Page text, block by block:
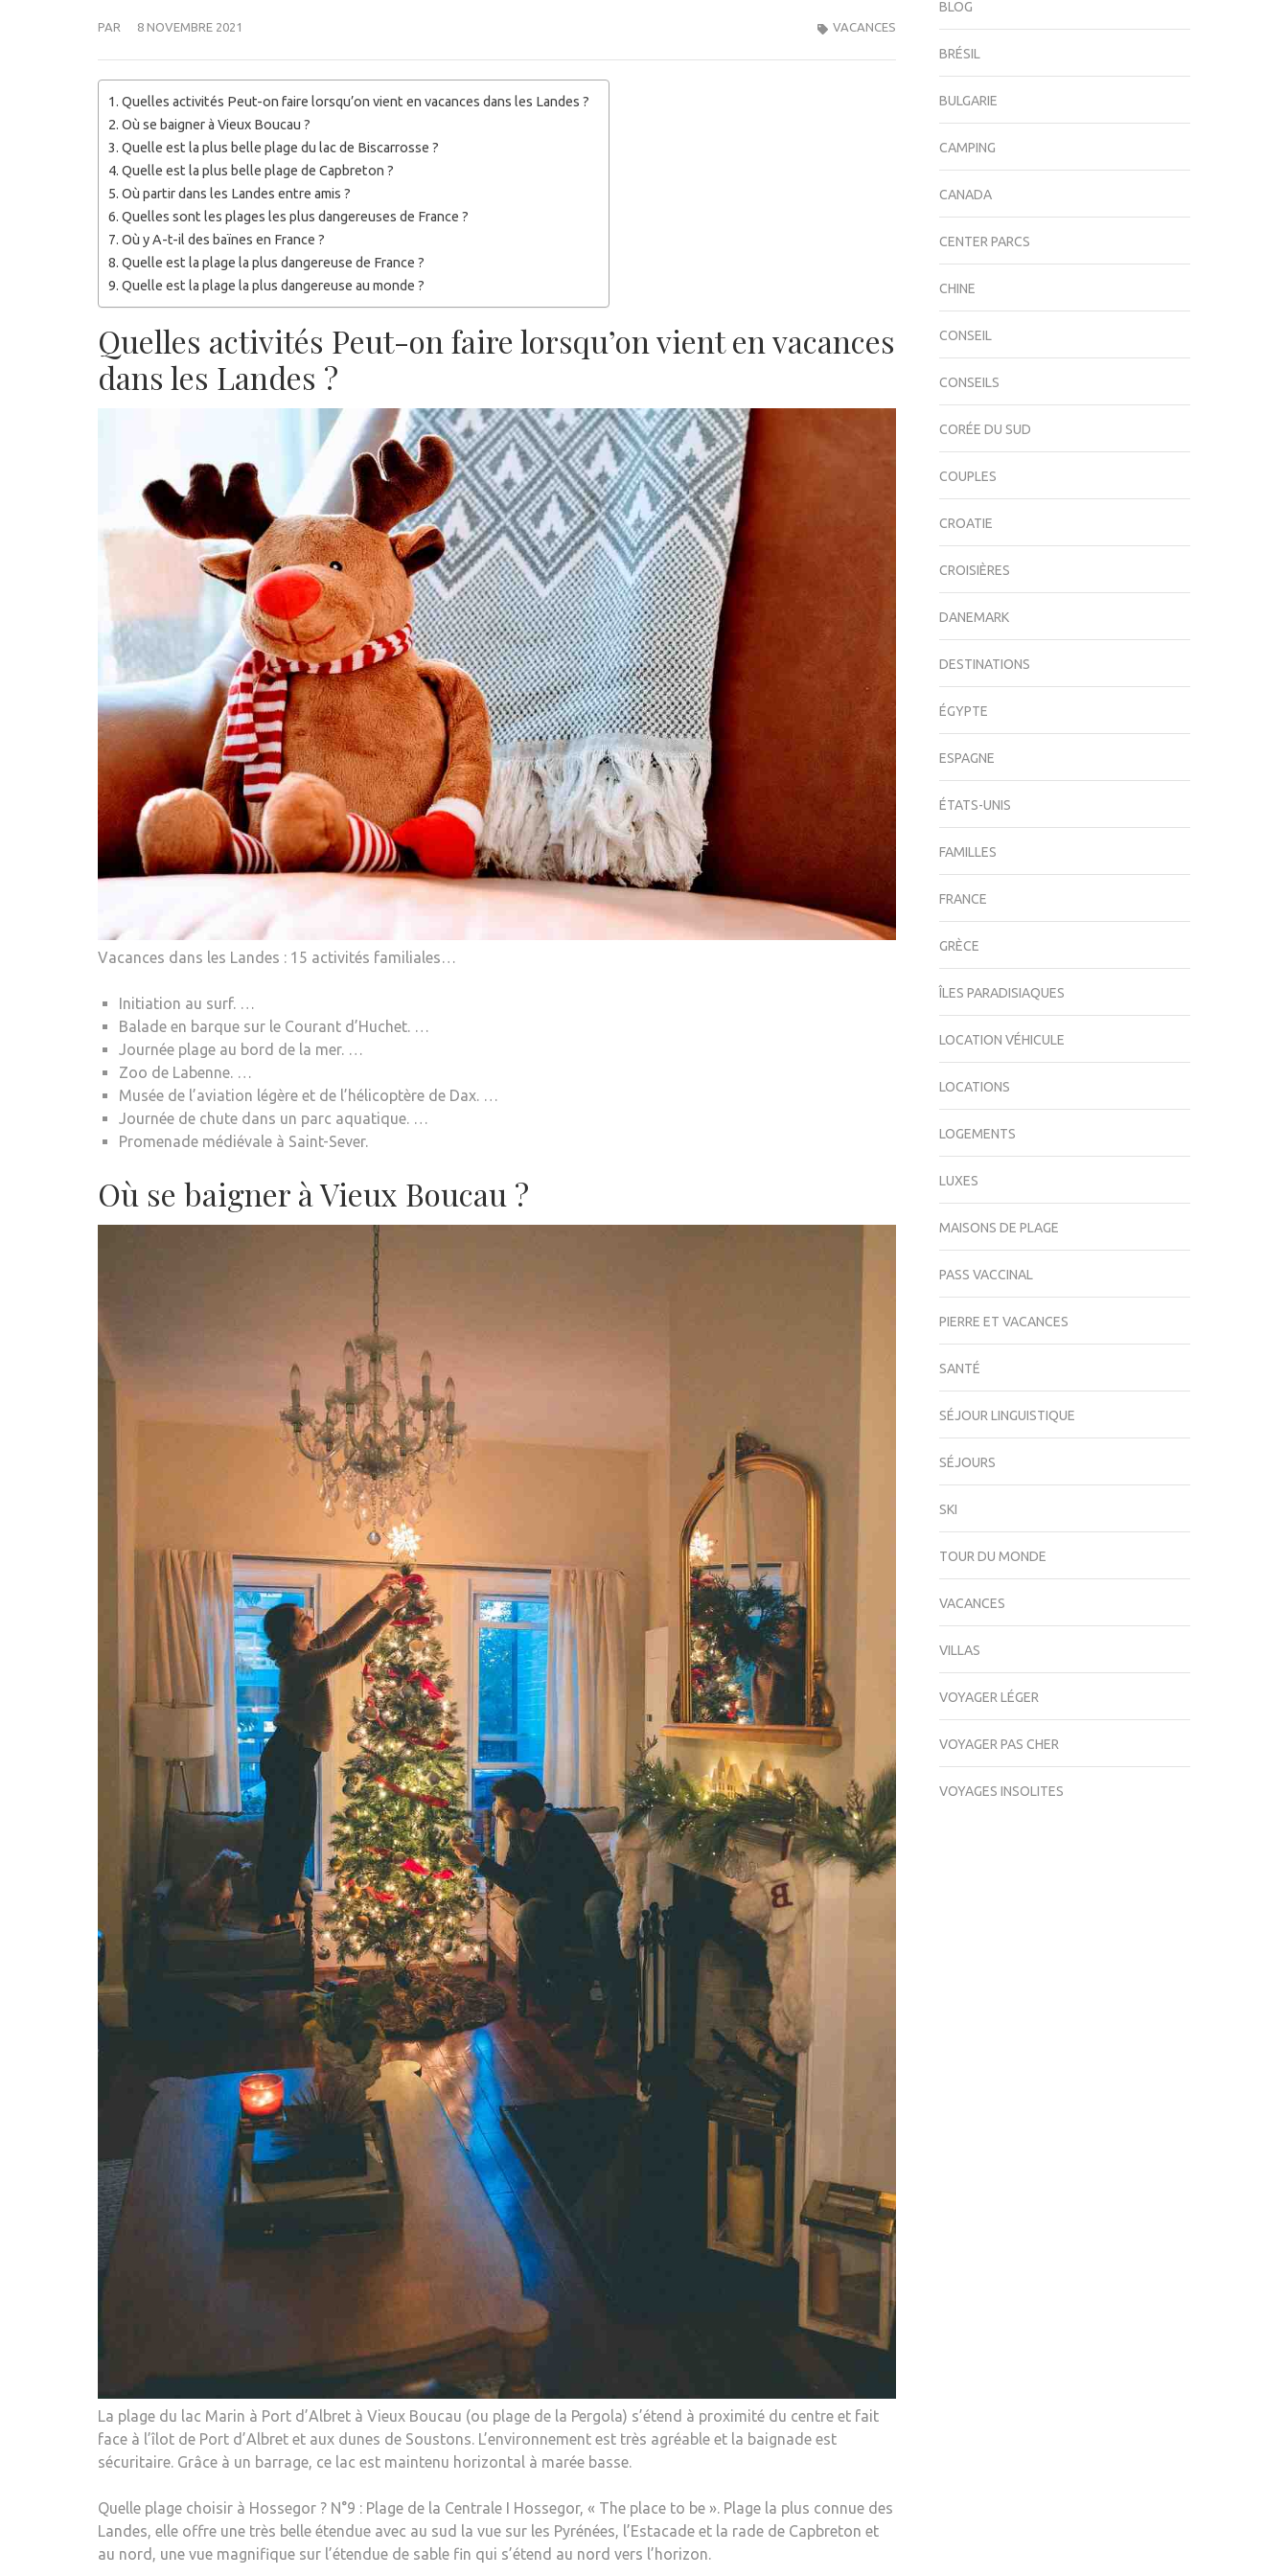
PAR 8 NOVEMBRE 2021 VACANCES
Quelles activités Peut-on faire lorsqu’on vient en vacances dans les Landes ?
Où se baigner à Vieux Boucau ?
Quelle est la plus belle plage du lac de Biscarrosse ?
Quelle est la plus belle plage de Capbreton ?
Où partir dans les Landes entre amis ?
Quelles sont les plages les plus dangereuses de France ?
Où y A-t-il des baïnes en France ?
Quelle est la plage la plus dangereuse de France ?
Quelle est la plage la plus dangereuse au monde ?
Quelles activités Peut-on faire lorsqu’on vient en vacances
dans les Landes ?
Vacances dans les Landes : 15 activités familiales…
Initiation au surf. …
Balade en barque sur le Courant d’Huchet. …
Journée plage au bord de la mer. …
Zoo de Labenne. …
Musée de l’aviation légère et de l’hélicoptère de Dax. …
Journée de chute dans un parc aquatique. …
Promenade médiévale à Saint-Sever.
Où se baigner à Vieux Boucau ?
La plage du lac Marin à Port d’Albret à Vieux Boucau (ou plage de la Pergola) s’étend à proximité du centre et fait
face à l’îlot de Port d’Albret et aux dunes de Soustons. L’environnement est très agréable et la baignade est
sécuritaire. Grâce à un barrage, ce lac est maintenu horizontal à marée basse.
Quelle plage choisir à Hossegor ? N°9 : Plage de la Centrale I Hossegor, « The place to be ». Plage la plus connue des
Landes, elle offre une très belle étendue avec au sud la vue sur les Pyrénées, l’Estacade et la rade de Capbreton et
au nord, une vue magnifique sur l’étendue de sable fin qui s’étend au nord vers l’horizon.
BLOG
BRÉSIL
BULGARIE
CAMPING
CANADA
CENTER PARCS
CHINE
CONSEIL
CONSEILS
CORÉE DU SUD
COUPLES
CROATIE
CROISIÈRES
DANEMARK
DESTINATIONS
ÉGYPTE
ESPAGNE
ÉTATS-UNIS
FAMILLES
FRANCE
GRÈCE
ÎLES PARADISIAQUES
LOCATION VÉHICULE
LOCATIONS
LOGEMENTS
LUXES
MAISONS DE PLAGE
PASS VACCINAL
PIERRE ET VACANCES
SANTÉ
SÉJOUR LINGUISTIQUE
SÉJOURS
SKI
TOUR DU MONDE
VACANCES
VILLAS
VOYAGER LÉGER
VOYAGER PAS CHER
VOYAGES INSOLITES